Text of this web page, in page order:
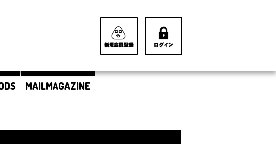
MAILMAGAZINE